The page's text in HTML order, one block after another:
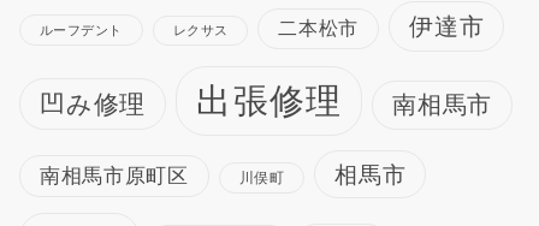
ルーフデント レクサス 二本松市 伊達市
凹み修理 出張修理 南相馬市
南相馬市原町区 川俣町 相馬市